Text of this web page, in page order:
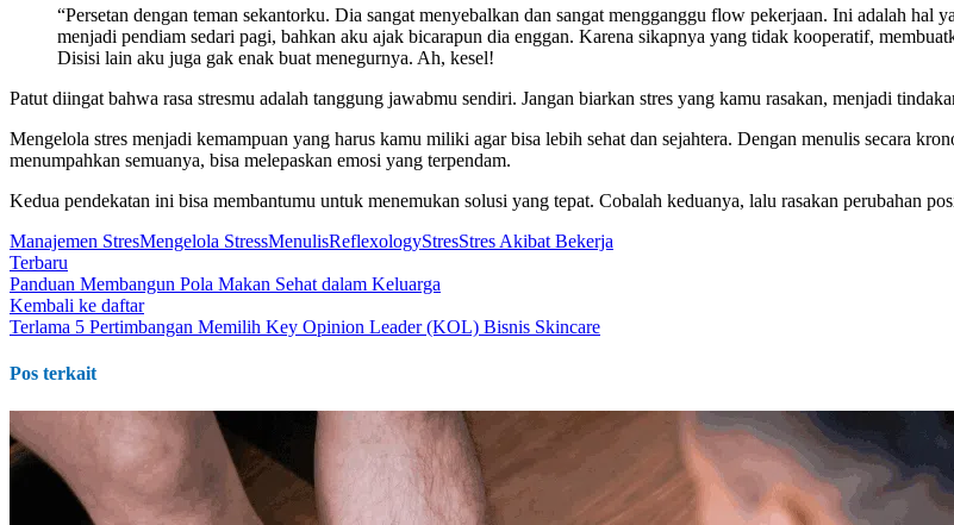
“Persetan dengan teman sekantorku. Dia sangat menyebalkan dan sangat mengganggu flow pekerjaan. Ini adalah
menjadi pendiam sedari pagi, bahkan aku ajak bicarapun dia enggan. Karena sikapnya yang tidak kooperatif,
Disisi lain aku juga gak enak buat menegurnya. Ah, kesel!
Patut diingat bahwa rasa stresmu adalah tanggung jawabmu sendiri. Jangan biarkan stres yang kamu rasakan, menjadi
Mengelola stres menjadi kemampuan yang harus kamu miliki agar bisa lebih sehat dan sejahtera. Dengan menulis secara
menumpahkan semuanya, bisa melepaskan emosi yang terpendam.
Kedua pendekatan ini bisa membantumu untuk menemukan solusi yang tepat. Cobalah keduanya, lalu rasakan perubahan
Manajemen StresMengelola StressMenulisReflexologyStresStres Akibat Bekerja
Terbaru
Panduan Membangun Pola Makan Sehat dalam Keluarga
Kembali ke daftar
Terlama 5 Pertimbangan Memilih Key Opinion Leader (KOL) Bisnis Skincare
Pos terkait